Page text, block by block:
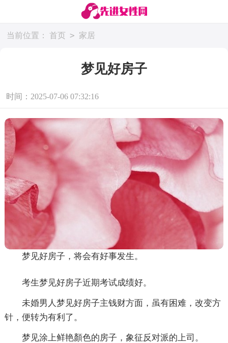
当前位置： 首页 > 家居
梦见好房子
时间：2025-07-06 07:32:16
梦见好房子，将会有好事发生。
考生梦见好房子近期考试成绩好。
未婚男人梦见好房子主钱财方面，虽有困难，改变方
针，便转为有利了。
梦见涂上鲜艳顏色的房子，象征反对派的上司。